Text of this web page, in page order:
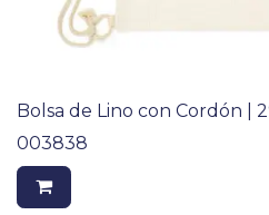
Bolsa de Lino con Cordón |
003838